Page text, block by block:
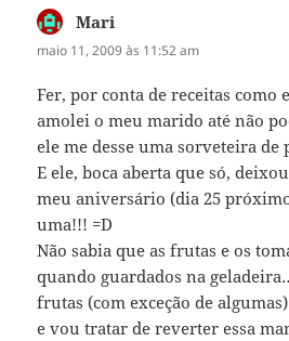
Mari
maio 11, 2009 às 11:52 am
Fer, por conta de receitas como
amolei o meu marido até não
ele me desse uma sorveteira de
E ele, boca aberta que só,
meu aniversário (dia 25
uma!!! =D
Não sabia que as frutas e os
quando guardados na
frutas (com exceção de
e vou tratar de reverter essa